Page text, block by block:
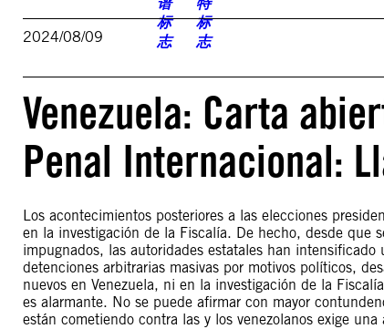
2024/08/09
Venezuela: Carta
Penal Internacional:
Los acontecimientos posteriores a las elecciones
en la investigación de la Fiscalía. De hecho, desde que
impugnados, las autoridades estatales han
detenciones arbitrarias masivas por motivos políticos,
nuevos en Venezuela, ni en la investigación de la
es alarmante. No se puede afirmar con mayor
están cometiendo contra las y los venezolanos exige